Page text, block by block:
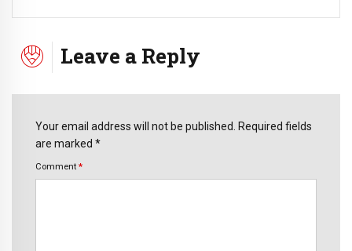
Leave a Reply
Your email address will not be published. Required fields
are marked *
Comment *